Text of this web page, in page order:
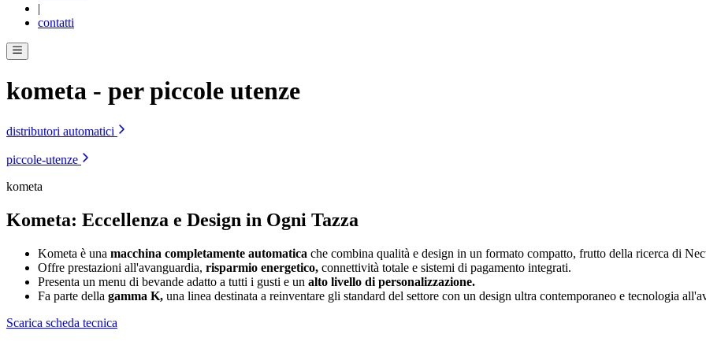
|
contatti
kometa - per piccole utenze
distributori automatici
piccole-utenze
kometa
Kometa: Eccellenza e Design in Ogni Tazza
Kometa è una macchina completamente automatica che combina qualità e design in un formato compatto, frutto della ricerca di
Offre prestazioni all'avanguardia, risparmio energetico, connettività totale e sistemi di pagamento integrati.
Presenta un menu di bevande adatto a tutti i gusti e un alto livello di personalizzazione.
Fa parte della gamma K, una linea destinata a reinventare gli standard del settore con un design ultra contemporaneo e tecnologia
Scarica scheda tecnica